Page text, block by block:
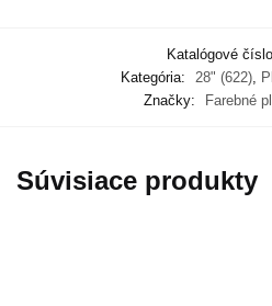
Katalógové
Kategória:
28" (622)
Značky:
Farebné
Súvisiace produkty